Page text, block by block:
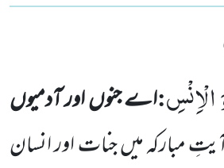
:اے جنوں اور آدمیوں
مبارکہ میں جنات اور انسان